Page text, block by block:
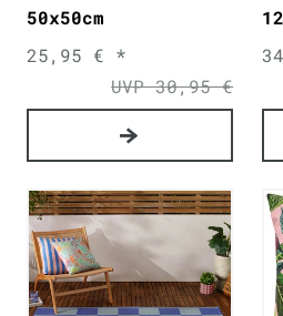
50x50cm
UVP 30,95 €
25,95 € *